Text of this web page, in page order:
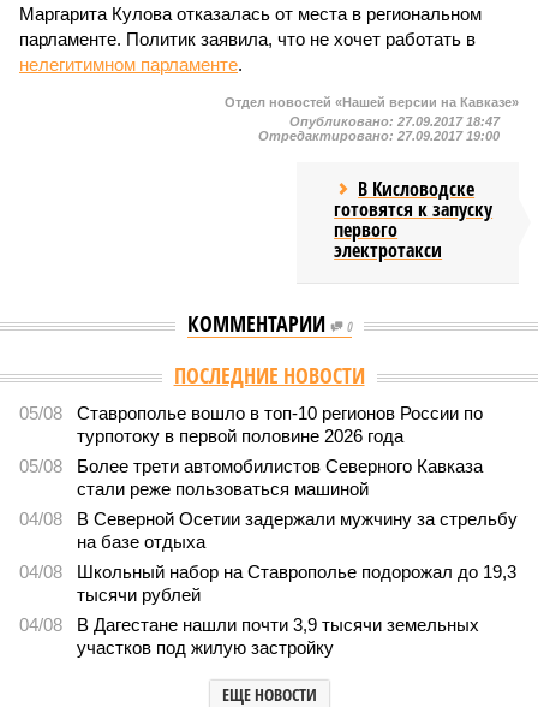
Маргарита Кулова отказалась от места в региональном
парламенте. Политик заявила, что не хочет работать в
нелегитимном парламенте.
Отдел новостей «Нашей версии на Кавказе»
Опубликовано: 27.09.2017 18:47
Отредактировано: 27.09.2017 19:00
В Кисловодске
готовятся к запуску
первого
электротакси
КОММЕНТАРИИ 0
ПОСЛЕДНИЕ НОВОСТИ
05/08
Ставрополье вошло в топ-10 регионов России по
турпотоку в первой половине 2026 года
05/08
Более трети автомобилистов Северного Кавказа
стали реже пользоваться машиной
04/08
В Северной Осетии задержали мужчину за стрельбу
на базе отдыха
04/08
Школьный набор на Ставрополье подорожал до 19,3
тысячи рублей
04/08
В Дагестане нашли почти 3,9 тысячи земельных
участков под жилую застройку
ЕЩЕ НОВОСТИ